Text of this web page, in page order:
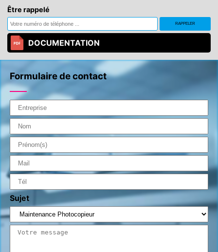
Être rappelé
DOCUMENTATION
Formulaire de contact
Sujet